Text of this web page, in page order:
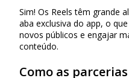
Sim! Os Reels têm grande
aba exclusiva do app, o
novos públicos e engajar
conteúdo.
Como as